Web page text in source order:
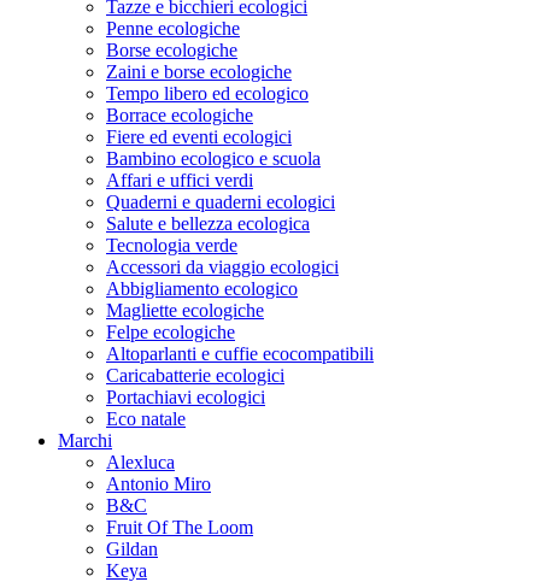
Tazze e bicchieri ecologici
Penne ecologiche
Borse ecologiche
Zaini e borse ecologiche
Tempo libero ed ecologico
Borrace ecologiche
Fiere ed eventi ecologici
Bambino ecologico e scuola
Affari e uffici verdi
Quaderni e quaderni ecologici
Salute e bellezza ecologica
Tecnologia verde
Accessori da viaggio ecologici
Abbigliamento ecologico
Magliette ecologiche
Felpe ecologiche
Altoparlanti e cuffie ecocompatibili
Caricabatterie ecologici
Portachiavi ecologici
Eco natale
Marchi
Alexluca
Antonio Miro
B&C
Fruit Of The Loom
Gildan
Keya